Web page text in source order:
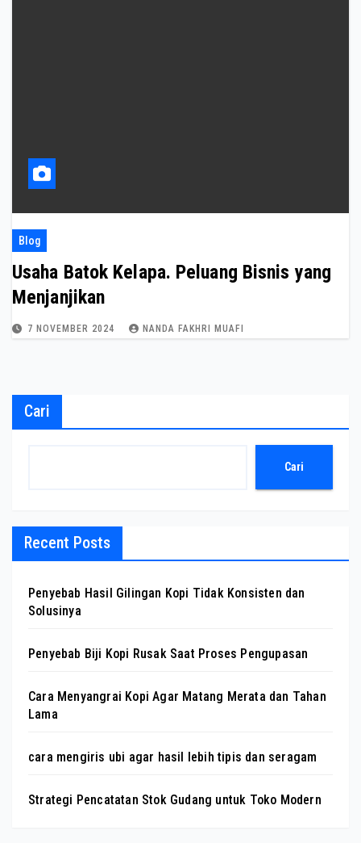
Blog
Usaha Batok Kelapa. Peluang Bisnis yang
Menjanjikan
7 NOVEMBER 2024 NANDA FAKHRI MUAFI
Cari
Cari
Recent Posts
Penyebab Hasil Gilingan Kopi Tidak Konsisten dan
Solusinya
Penyebab Biji Kopi Rusak Saat Proses Pengupasan
Cara Menyangrai Kopi Agar Matang Merata dan Tahan
Lama
cara mengiris ubi agar hasil lebih tipis dan seragam
Strategi Pencatatan Stok Gudang untuk Toko Modern